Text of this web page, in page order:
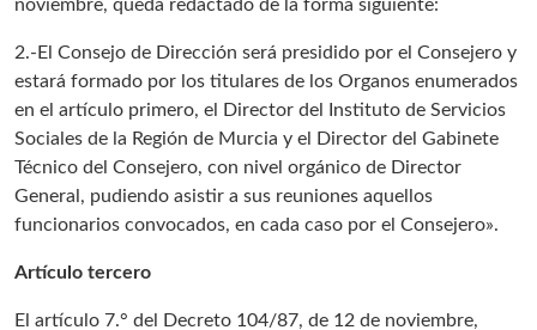
noviembre, queda redactado de la forma siguiente:
2.-El Consejo de Dirección será presidido por el Consejero y
estará formado por los titulares de los Organos enumerados
en el artículo primero, el Director del Instituto de Servicios
Sociales de la Región de Murcia y el Director del Gabinete
Técnico del Consejero, con nivel orgánico de Director
General, pudiendo asistir a sus reuniones aquellos
funcionarios convocados, en cada caso por el Consejero».
Artículo tercero
El artículo 7.° del Decreto 104/87, de 12 de noviembre,